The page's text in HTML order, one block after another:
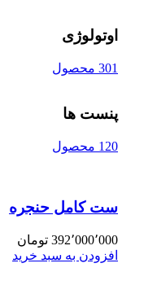
اوتولوژی
301 محصول
پنست ها
120 محصول
ست کامل حنجره
392٬000٬000 تومان
افزودن به سبد خرید